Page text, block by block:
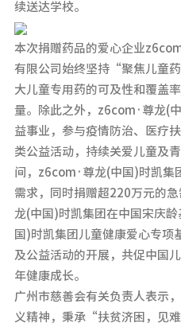
续送达学校。
本次捐赠药品的爱心企业
有限公司始终坚持“聚焦儿童
大儿童专用药的可及性和覆盖
量。除此之外，z6com·尊龙(
益事业，参与疫情防治、医疗
类公益活动，持续关爱儿童及
间，z6com·尊龙(中国)时凯集
需求，同时捐赠超220万元的
龙(中国)时凯集团在中国宋庆
国)时凯集团儿童健康爱心专
及公益活动的开展，共促中国
年健康成长。
广州市慈善会有关负责人表示
义精神，秉承“扶贫济困，见